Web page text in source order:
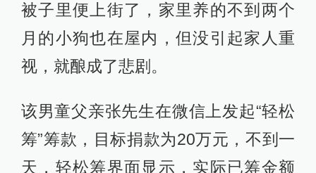
被子里便上街了，家里养的不到两个
月的小狗也在屋内，但没引起家人重
视，就酿成了悲剧。
该男童父亲张先生在微信上发起“轻松
筹”筹款，目标捐款为20万元，不到一
天，轻松筹界面显示，实际已筹金额